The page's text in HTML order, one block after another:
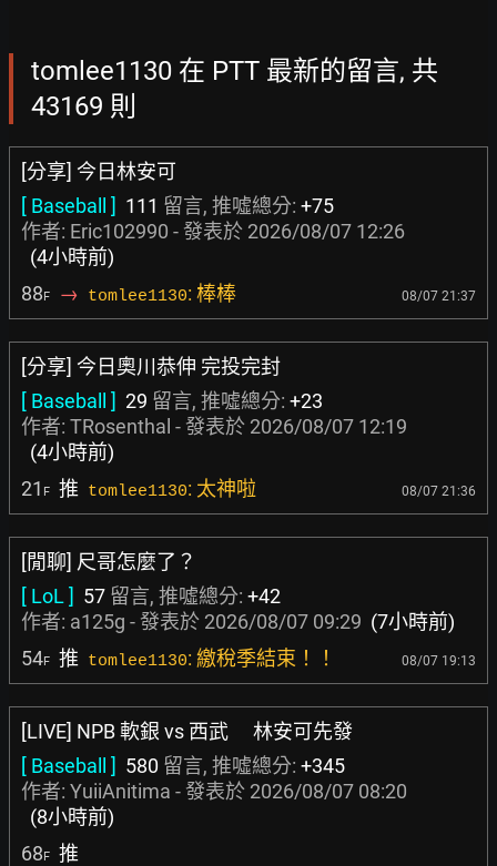
tomlee1130 在 PTT 最新的留言, 共
43169 則
[分享] 今日林安可
[ Baseball ] 111 留言, 推噓總分: +75
作者: Eric102990 - 發表於 2026/08/07 12:26
(4小時前)
88F → tomlee1130: 棒棒 08/07 21:37
[分享] 今日奧川恭伸 完投完封
[ Baseball ] 29 留言, 推噓總分: +23
作者: TRosenthal - 發表於 2026/08/07 12:19
(4小時前)
21 F 推 tomlee1130: 太神啦 08/07 21:36
[閒聊] 尺哥怎麼了？
[ LoL ] 57 留言, 推噓總分: +42
作者: a125g - 發表於 2026/08/07 09:29 (7小時前)
54F 推 tomlee1130: 繳稅季結束！！ 08/07 19:13
[LIVE] NPB 軟銀 vs 西武 林安可先發
[ Baseball ] 580 留言, 推噓總分: +345
作者: YuiiAnitima - 發表於 2026/08/07 08:20
(8小時前)
68F 推